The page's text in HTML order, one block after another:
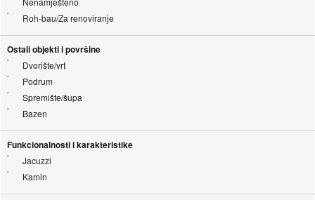
Roh-bau/Za renoviranje
Ostali objekti i površine
Dvorište/vrt
Podrum
Spremište/šupa
Bazen
Funkcionalnosti i karakteristike
Jacuzzi
Kamin